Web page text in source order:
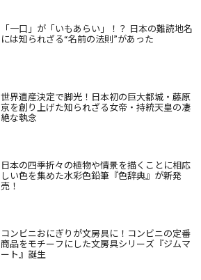
「一口」が「いもあらい」！？ 日本の難読地名
には知られざる“名前の法則”があった
世界遺産決定で脚光！日本初の巨大都城・藤原
京を創り上げた知られざる女帝・持統天皇の凄
絶な執念
日本の四季折々の植物や情景を描くことに相応
しい色を集めた水彩色鉛筆『色辞典』が新発
売！
コンビニおにぎりが文房具に！コンビニの定番
商品をモチーフにした文房具シリーズ『ジムマ
ート』誕生